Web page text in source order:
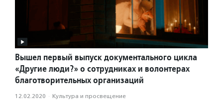
Вышел первый выпуск документального цикла
«Другие люди?» о сотрудниках и волонтерах
благотворительных организаций
12.02.2020 · Культура и просвещение